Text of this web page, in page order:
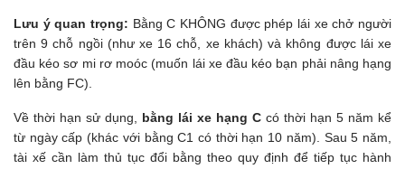
Lưu ý quan trọng: Bằng C KHÔNG được phép lái xe chở người
trên 9 chỗ ngồi (như xe 16 chỗ, xe khách) và không được lái xe
đầu kéo sơ mi rơ moóc (muốn lái xe đầu kéo bạn phải nâng hạng
lên bằng FC).
Về thời hạn sử dụng, bằng lái xe hạng C có thời hạn 5 năm kể
từ ngày cấp (khác với bằng C1 có thời hạn 10 năm). Sau 5 năm,
tài xế cần làm thủ tục đổi bằng theo quy định để tiếp tục hành